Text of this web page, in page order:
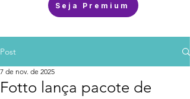
Seja Premium
Post
Fotto lança pacote de
7 de nov. de 2025